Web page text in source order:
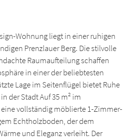
Wohnung liegt in einer ruhigen
Prenzlauer Berg. Die stilvolle
Raumaufteilung schaffen
in einer der beliebtesten
Lage im Seitenflügel bietet Ruhe
der Stadt Auf 35 m² im
vollständig möblierte 1-Zimmer-
Echtholzboden, der dem
und Eleganz verleiht. Der